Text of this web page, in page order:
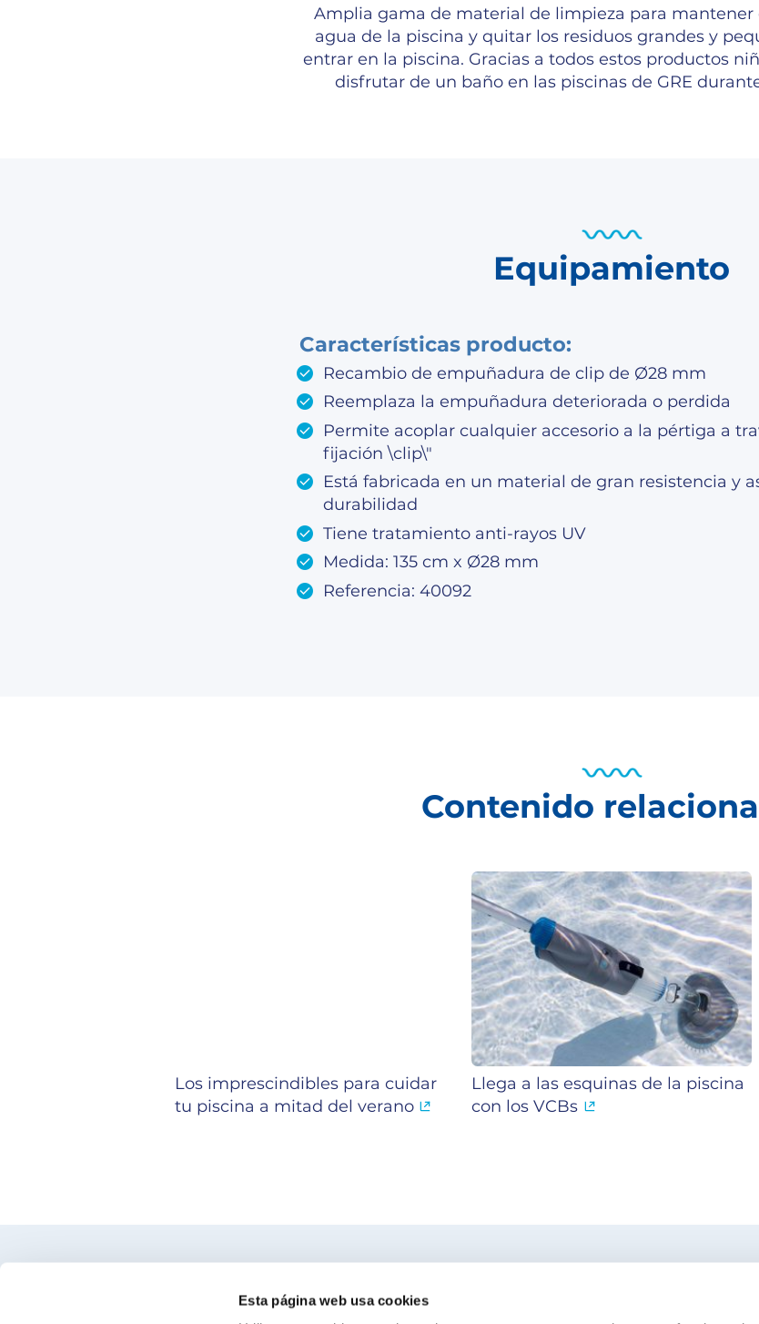
Esta página web usa cookies
Amplia gama de material de limpieza para mantener
agua de la piscina y quitar los residuos grandes y
entrar en la piscina. Gracias a todos estos productos
disfrutar de un baño en las piscinas de GRE
Equipamiento
Características producto:
Recambio de empuñadura de clip de Ø28 mm
Reemplaza la empuñadura deteriorada o perdida
Permite acoplar cualquier accesorio a la pértiga a
fijación \clip\"
Está fabricada en un material de gran resistencia y
durabilidad
Tiene tratamiento anti-rayos UV
Medida: 135 cm x Ø28 mm
Referencia: 40092
Contenido
Los imprescindibles para cuidar
tu piscina a mitad del verano
Llega a las esquinas de la piscina
con los VCBs